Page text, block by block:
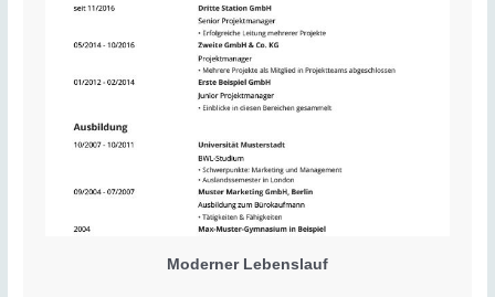
Moderner Lebenslauf